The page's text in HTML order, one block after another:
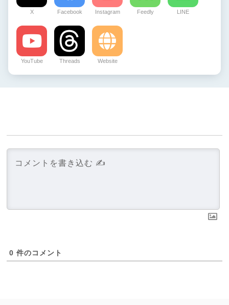
X Facebook Instagram Feedly LINE
YouTube Threads Website
0 件のコメント